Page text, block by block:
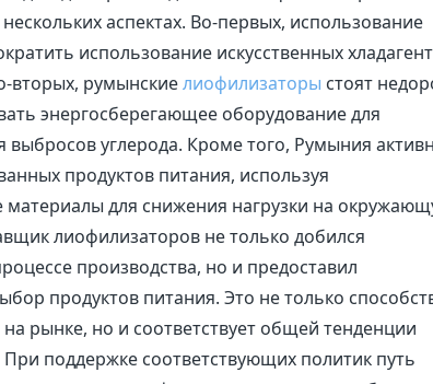
аспектах. Во-первых, использование
использование искусственных
вторых, румынскиелиофилизаторы стоят
энергосберегающее оборудование для
углерода. Кроме того, Румыния
продуктов питания, используя
для снижения нагрузки на
лиофилизаторов не только добился
производства, но и предоставил
продуктов питания. Это не только
рынке, но и соответствует общей тенденции
поддержке соответствующих политик путь